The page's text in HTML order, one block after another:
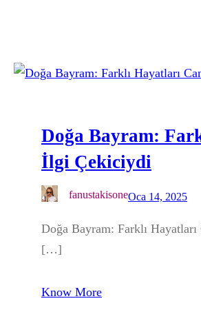
Doğa Bayram:
İlgi Çekiciydi
fanustakisoneOca 14, 2025
Doğa Bayram: Farklı
[…]
Know More